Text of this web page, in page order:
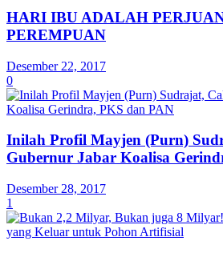
HARI IBU ADALAH
PEREMPUAN
Desember 22, 2017
0
Inilah Profil Mayjen (Purn)
Gubernur Jabar Koalisa
Desember 28, 2017
1